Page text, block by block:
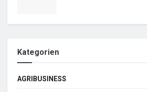
Kategorien
AGRIBUSINESS